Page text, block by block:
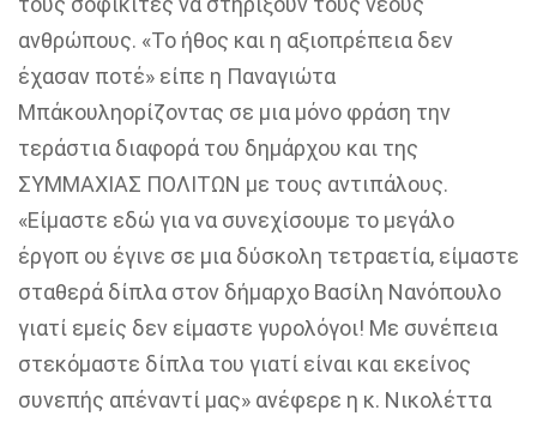
ανθρώπους. «Το ήθος και η αξιοπρέπεια δεν
έχασαν ποτέ» είπε η Παναγιώτα
Μπάκουληορίζοντας σε μια μόνο φράση την
τεράστια διαφορά του δημάρχου και της
ΣΥΜΜΑΧΙΑΣ ΠΟΛΙΤΩΝ με τους αντιπάλους.
«Είμαστε εδώ για να συνεχίσουμε το μεγάλο
έργοπ ου έγινε σε μια δύσκολη τετραετία, είμαστε
σταθερά δίπλα στον δήμαρχο Βασίλη Νανόπουλο
γιατί εμείς δεν είμαστε γυρολόγοι! Με συνέπεια
στεκόμαστε δίπλα του γιατί είναι και εκείνος
συνεπής απέναντί μας» ανέφερε η κ. Νικολέττα